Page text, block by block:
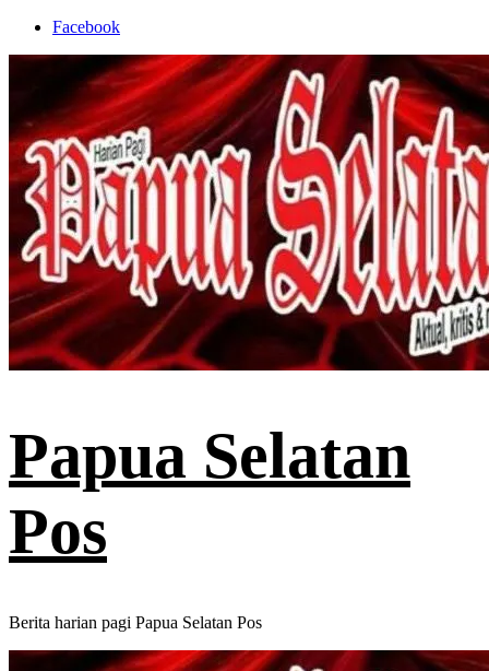
Skip
content
Facebook
Papua Selatan
Pos
Berita harian pagi Papua Selatan Pos
Primary